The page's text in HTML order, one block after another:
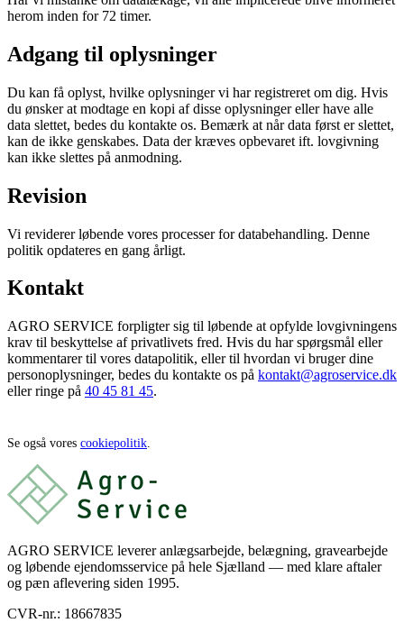
herom inden for 72 timer.
Adgang til oplysninger
Du kan få oplyst, hvilke oplysninger vi har registreret om dig. Hvis
du ønsker at modtage en kopi af disse oplysninger eller have alle
data slettet, bedes du kontakte os. Bemærk at når data først er slettet,
kan de ikke genskabes. Data der kræves opbevaret ift. lovgivning
kan ikke slettes på anmodning.
Revision
Vi reviderer løbende vores processer for databehandling. Denne
politik opdateres en gang årligt.
Kontakt
AGRO SERVICE forpligter sig til løbende at opfylde lovgivningens
krav til beskyttelse af privatlivets fred. Hvis du har spørgsmål eller
kommentarer til vores datapolitik, eller til hvordan vi bruger dine
personoplysninger, bedes du kontakte os på kontakt@agroservice.dk
eller ringe på 40 45 81 45.
Se også vores cookiepolitik.
AGRO SERVICE leverer anlægsarbejde, belægning, gravearbejde
og løbende ejendomsservice på hele Sjælland — med klare aftaler
og pæn aflevering siden 1995.
CVR-nr.: 18667835